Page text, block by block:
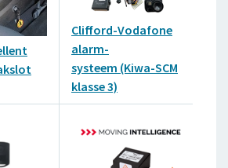
Clifford-Vodafone
alarm-
systeem (Kiwa-SCM
klasse 3)